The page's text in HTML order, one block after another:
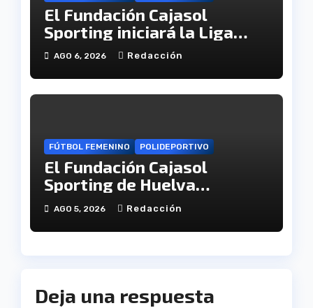
El Fundación Cajasol
Sporting iniciará la Liga
recibiendo al Cacereño
AGO 6, 2026 Redacción
FÚTBOL FEMENINO POLIDEPORTIVO
El Fundación Cajasol
Sporting de Huelva
disputará la Copa de
Andalucía en el Estadio
Antonio Toledo Sánchez
AGO 5, 2026 Redacción
Deja una respuesta